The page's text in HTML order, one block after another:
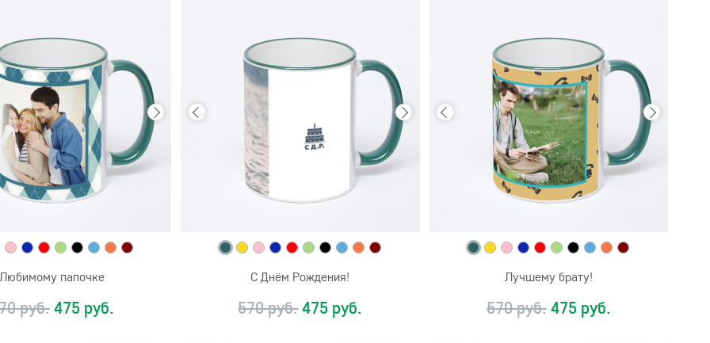
Любимому папочке
руб.475 руб.
С Днём Рождения!
570 руб.475 руб.
Лучшему брату!
570 руб.475 руб.